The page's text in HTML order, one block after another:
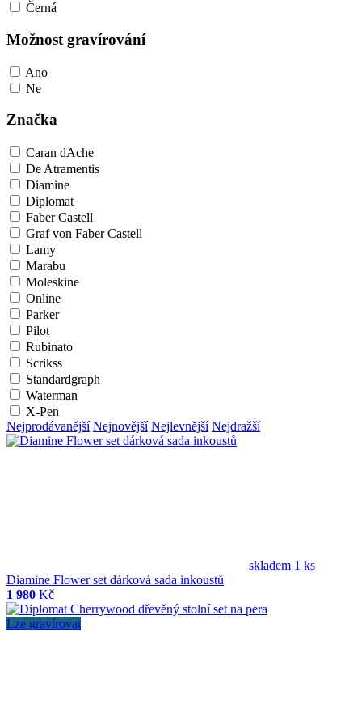
Černá
Možnost gravírování
Ano
Ne
Značka
Caran dAche
De Atramentis
Diamine
Diplomat
Faber Castell
Graf von Faber Castell
Lamy
Marabu
Moleskine
Online
Parker
Pilot
Rubinato
Scrikss
Standardgraph
Waterman
X-Pen
Nejprodávanější Nejnovější Nejlevnější Nejdražší
skladem 1 ks
Diamine Flower set dárková sada inkoustů
1 980 Kč
Lze gravírovat